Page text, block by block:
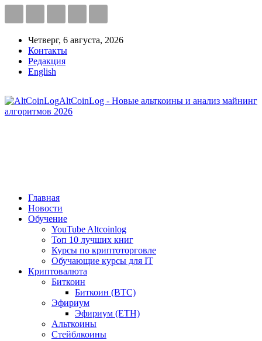
Четверг, 6 августа, 2026
Контакты
Редакция
English
AltCoinLog - Новые альткоины и анализ майнинг
алгоритмов 2026
Главная
Новости
Обучение
YouTube Altcoinlog
Топ 10 лучших книг
Курсы по криптоторговле
Обучающие курсы для IT
Криптовалюта
Биткоин
Биткоин (BTC)
Эфириум
Эфириум (ETH)
Альткоины
Стейблкоины